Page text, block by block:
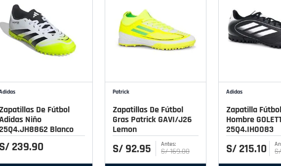
De Fútbol
Niño
Blanco
S/ 239.90
Patrick
Zapatillas De Fútbol
Gras Patrick GAVI/J26
Lemon
S/ 92.95 S/169.00
Adidas
Zapatilla
Hombre
25Q4.IH0083
S/ 215.10 S/